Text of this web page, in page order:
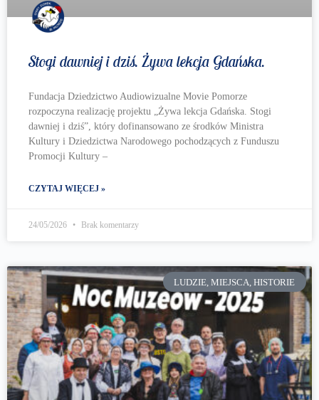
Stogi dawniej i dziś. Żywa lekcja Gdańska.
Fundacja Dziedzictwo Audiowizualne Movie Pomorze
rozpoczyna realizację projektu „Żywa lekcja Gdańska. Stogi
dawniej i dziś”, który dofinansowano ze środków Ministra
Kultury i Dziedzictwa Narodowego pochodzących z Funduszu
Promocji Kultury –
CZYTAJ WIĘCEJ »
24/05/2026 Brak komentarzy
LUDZIE, MIEJSCA, HISTORIE